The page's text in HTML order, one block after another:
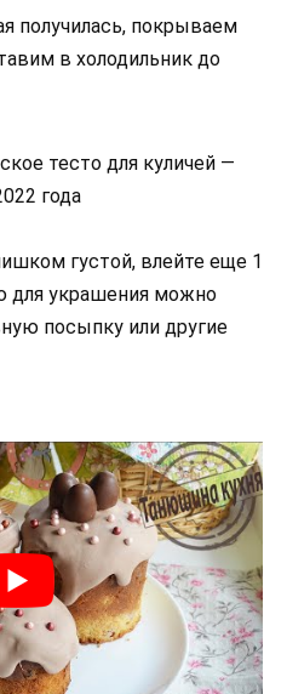
получилась, покрываем
в холодильник до
тесто для куличей —
года
густой, влейте еще 1
для украшения можно
посыпку или другие